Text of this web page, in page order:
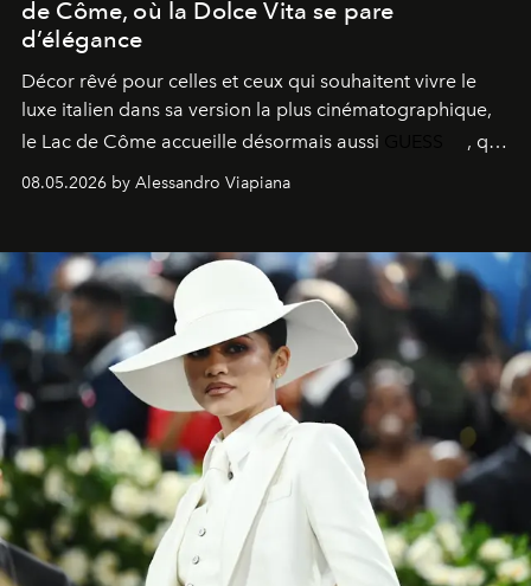
de Côme, où la Dolce Vita se pare
d’élégance
Décor rêvé pour celles et ceux qui souhaitent vivre le
luxe italien dans sa version la plus cinématographique,
le Lac de Côme accueille désormais aussi
, qui
signe un takeover entre boutiques, hôtels, bateaux et
fragrances. L’une des opérations de style les plus
08.05.2026 by Alessandro Viapiana